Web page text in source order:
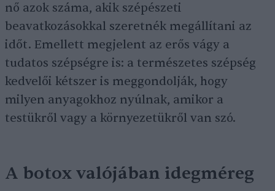
nő azok száma, akik szépészeti
beavatkozásokkal szeretnék megállítani az
időt. Emellett megjelent az erős vágy a
tudatos szépségre is: a természetes szépség
kedvelői kétszer is meggondolják, hogy
milyen anyagokhoz nyúlnak, amikor a
testükről vagy a környezetükről van szó.
A botox valójában idegméreg